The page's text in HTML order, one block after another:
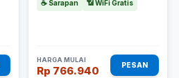
☕ Sarapan 📶 WiFi Gratis
HARGA MULAI
Rp 766.940 PESAN